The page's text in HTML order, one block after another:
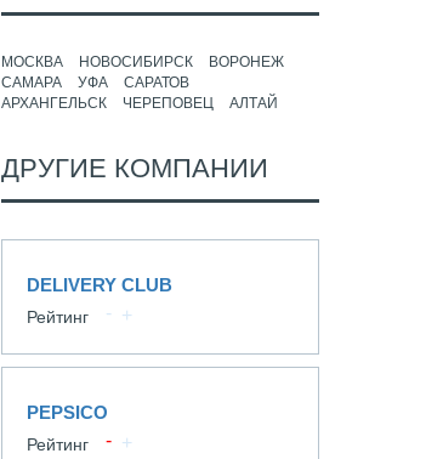
МОСКВА НОВОСИБИРСК
ВОРОНЕЖ
САМАРА
УФА
САРАТОВ
АРХАНГЕЛЬСК
ЧЕРЕПОВЕЦ АЛТАЙ
ДРУГИЕ КОМПАНИИ
DELIVERY CLUB
Рейтинг
PEPSICO
Рейтинг